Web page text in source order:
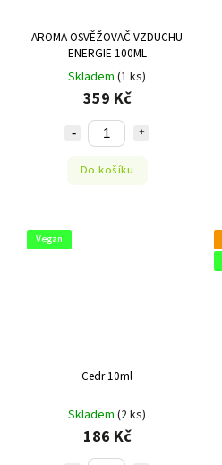
AROMA OSVĚŽOVAČ VZDUCHU
ENERGIE 100ML
Skladem (1 ks)
359 Kč
Do košíku
Vegan
Cedr 10ml
Skladem (2 ks)
186 Kč